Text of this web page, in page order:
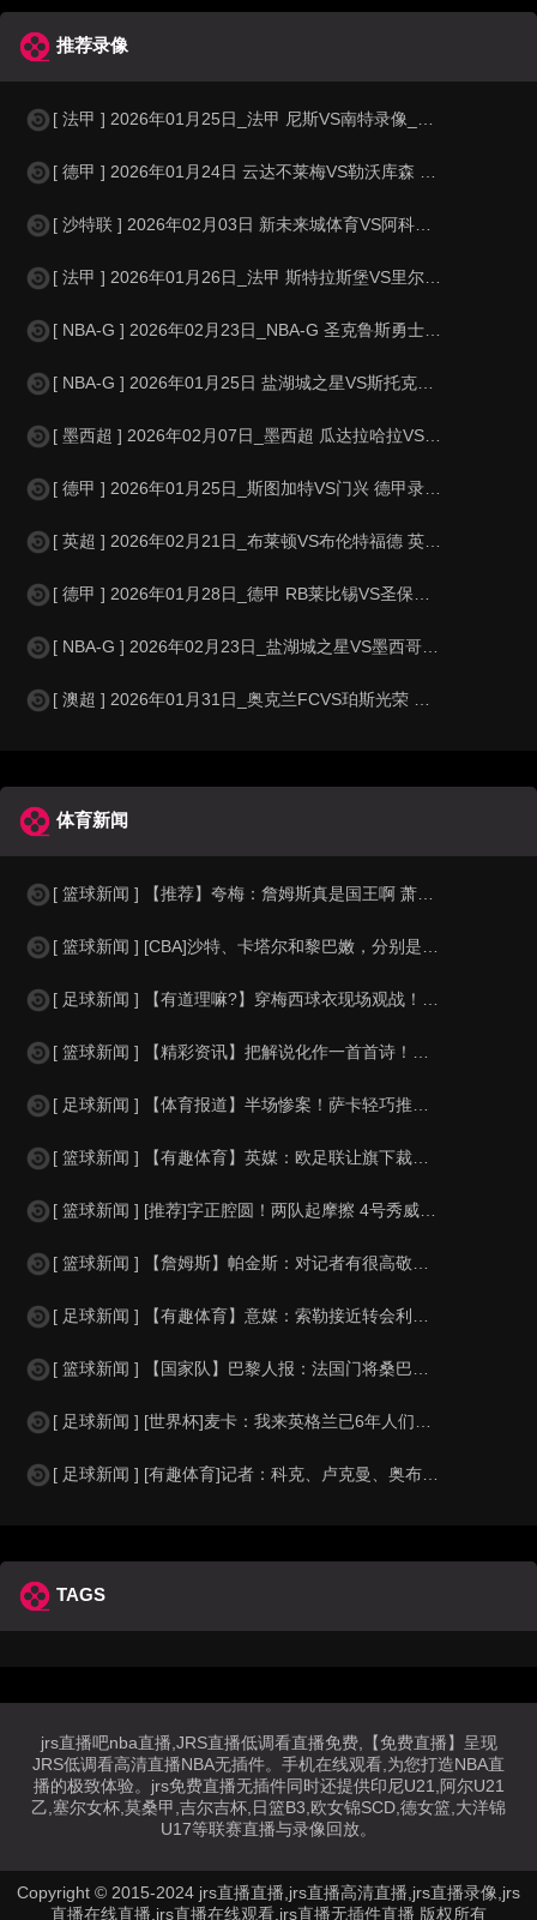
推荐录像
[ 法甲 ] 2026年01月25日_法甲 尼斯VS南特录像_全场录像【视
[ 德甲 ] 2026年01月24日 云达不莱梅VS勒沃库森 德甲_全场录
[ 沙特联 ] 2026年02月03日 新未来城体育VS阿科多 沙特联_全场
[ 法甲 ] 2026年01月26日_法甲 斯特拉斯堡VS里尔录像_全场录
[ NBA-G ] 2026年02月23日_NBA-G 圣克鲁斯勇士VS撕裂之城
[ NBA-G ] 2026年01月25日 盐湖城之星VS斯托克顿国王 NBA-
[ 墨西超 ] 2026年02月07日_墨西超 瓜达拉哈拉VS马萨特兰录像_
[ 德甲 ] 2026年01月25日_斯图加特VS门兴 德甲录像_全场录像
[ 英超 ] 2026年02月21日_布莱顿VS布伦特福德 英超录像_全场
[ 德甲 ] 2026年01月28日_德甲 RB莱比锡VS圣保利录像_全场
[ NBA-G ] 2026年02月23日_盐湖城之星VS墨西哥城队长 NBA-
[ 澳超 ] 2026年01月31日_奥克兰FCVS珀斯光荣 澳超录像_全
体育新闻
[ 篮球新闻 ] 【推荐】夸梅：詹姆斯真是国王啊 萧华都得听他的 新赛季日程安
[ 篮球新闻 ] [CBA]沙特、卡塔尔和黎巴嫩，分别是什么水平？
[ 足球新闻 ] 【有道理嘛?】穿梅西球衣现场观战！马思纯晒照：终究是人生，不
[ 篮球新闻 ] 【精彩资讯】把解说化作一首首诗！贺炜本届世界杯金句合集
[ 足球新闻 ] 【体育报道】半场惨案！萨卡轻巧推射双响，英格兰4-0领先法国
[ 篮球新闻 ] 【有趣体育】英媒：欧足联让旗下裁判避免像世界杯一样，用VAR
[ 篮球新闻 ] [推荐]字正腔圆！两队起摩擦 4号秀威尔逊大声嘲讽卡卢马:W
[ 篮球新闻 ] 【詹姆斯】帕金斯：对记者有很高敬意 Windhorst绝不是
[ 足球新闻 ] 【有趣体育】意媒：索勒接近转会利兹联，乌迪内斯有意米兰后卫F
[ 篮球新闻 ] 【国家队】巴黎人报：法国门将桑巴小腿受伤，提前结束了训练
[ 足球新闻 ] [世界杯]麦卡：我来英格兰已6年人们对我很好，但和英格兰的比
[ 足球新闻 ] [有趣体育]记者：科克、卢克曼、奥布拉克参加马竞训练，卡尔多
TAGS
jrs直播吧nba直播,JRS直播低调看直播免费,【免费直播】呈现
JRS低调看高清直播NBA无插件。手机在线观看,为您打造NBA直
播的极致体验。jrs免费直播无插件同时还提供印尼U21,阿尔U21
乙,塞尔女杯,莫桑甲,吉尔吉杯,日篮B3,欧女锦SCD,德女篮,大洋锦
U17等联赛直播与录像回放。
Copyright © 2015-2024 jrs直播直播,jrs直播高清直播,jrs直播录像,jrs
直播在线直播,jrs直播在线观看,jrs直播无插件直播 版权所有